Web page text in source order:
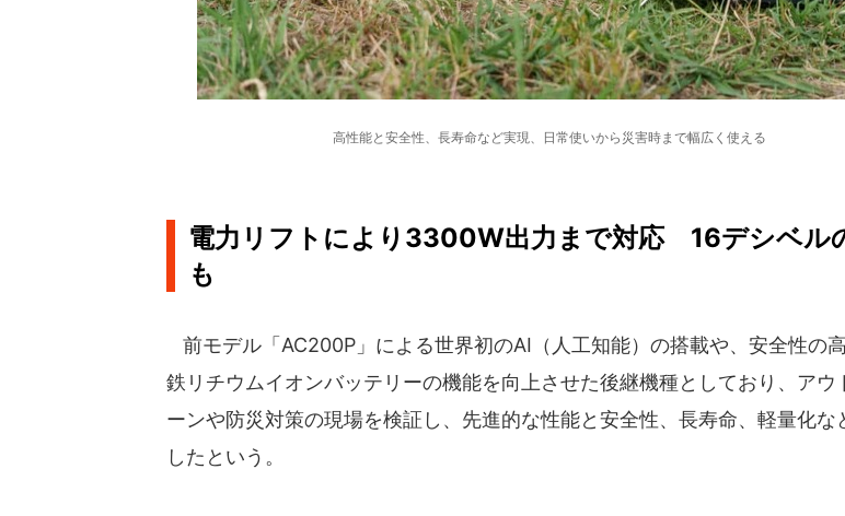
高性能と安全性、長寿命など実現、日常使いから災害時まで幅広く使える
電力リフトにより3300W出力まで対応 16デシベル
も
前モデル「AC200P」による世界初のAI（人工知能）の搭載や、安全性の
鉄リチウムイオンバッテリーの機能を向上させた後継機種としており、アウ
ーンや防災対策の現場を検証し、先進的な性能と安全性、長寿命、軽量化な
したという。